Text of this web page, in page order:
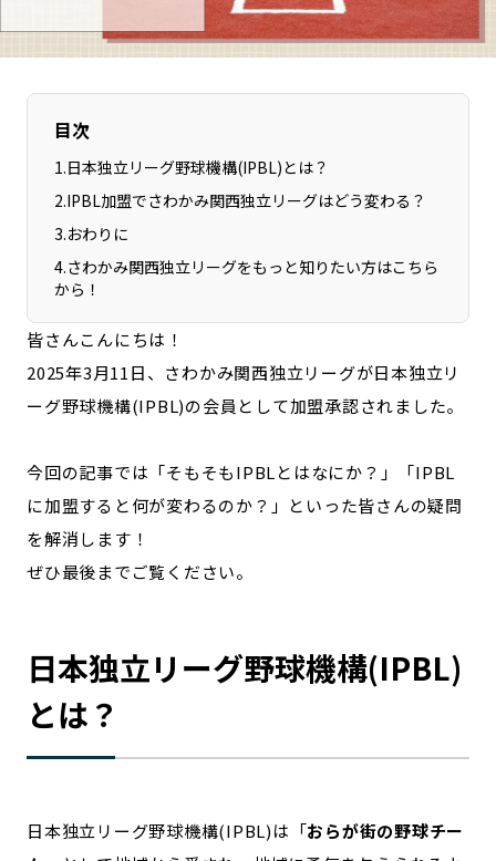
大阪市エリア
北摂エリア
堺・泉州エリア
奈良エリア
香川エリア
愛媛エリア
高知エリア
佐賀エリア
長崎エリア
カテゴリから探す
特集コンテンツ
Localist
SDGsの先駆者
イベント
地域豆知識
目次
1.日本独立リーグ野球機構(IPBL)とは？
2.IPBL加盟でさわかみ関西独立リーグはどう変わる？
3.おわりに
4.さわかみ関西独立リーグをもっと知りたい方はこちら
から！
皆さんこんにちは！
2025年3月11日、さわかみ関西独立リーグが日本独立リ
ーグ野球機構(IPBL)の会員として加盟承認されました。
今回の記事では「そもそもIPBLとはなにか？」「IPBL
に加盟すると何が変わるのか？」といった皆さんの疑問
を解消します！
ぜひ最後までご覧ください。
日本独立リーグ野球機構(IPBL)
とは？
日本独立リーグ野球機構(IPBL)は「おらが街の野球チー